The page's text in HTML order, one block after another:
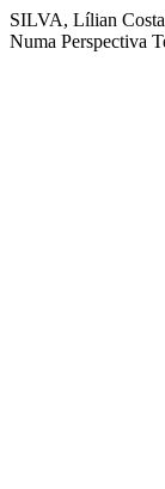
SILVA, Lílian
Numa Perspectiva